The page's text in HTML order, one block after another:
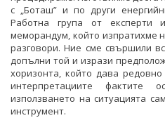
с „Боташ” и по други
Работна група от експерти
меморандум, който изпратихме
разговори. Ние сме свършили
допълни той и изрази
хоризонта, който дава
интерпретациите фактите
използването на ситуацията
инструмент.